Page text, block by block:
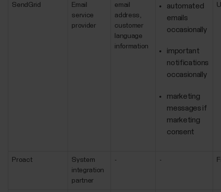
SendGrid
Email
service
provider
email
address,
customer
language
information
automated
emails
occasionally
important
notifications
occasionally
marketing
messages if
marketing
consent
Proact
System
integration
partner
- -